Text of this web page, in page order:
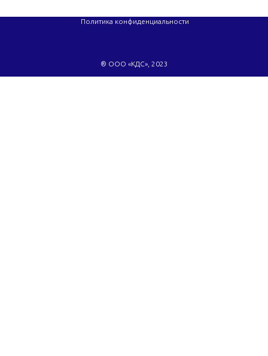
® ООО «КДС», 2023
Политика конфиденциальности